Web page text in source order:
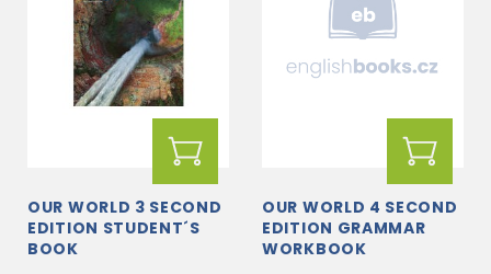
OUR WORLD 3 SECOND
EDITION STUDENT´S
BOOK
OUR WORLD 4 SECOND
EDITION GRAMMAR
WORKBOOK